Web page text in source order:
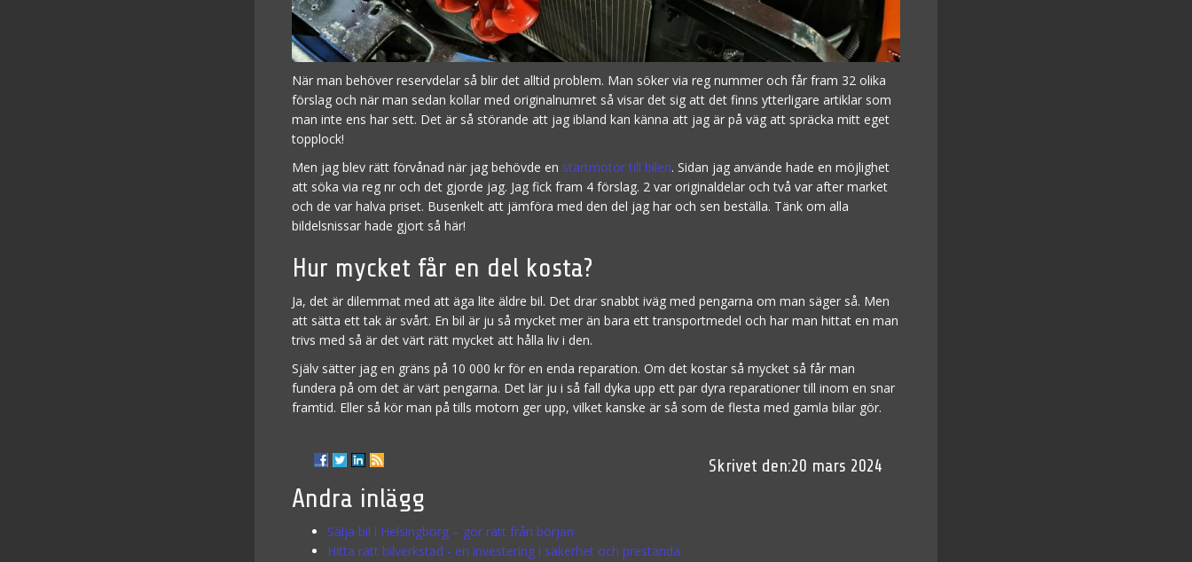
När man behöver reservdelar så blir det alltid problem. Man söker via reg nummer och får fram 32 olika
förslag och när man sedan kollar med originalnumret så visar det sig att det finns ytterligare artiklar som
man inte ens har sett. Det är så störande att jag ibland kan känna att jag är på väg att spräcka mitt eget
topplock!
Men jag blev rätt förvånad när jag behövde en startmotor till bilen. Sidan jag använde hade en möjlighet
att söka via reg nr och det gjorde jag. Jag fick fram 4 förslag. 2 var originaldelar och två var after market
och de var halva priset. Busenkelt att jämföra med den del jag har och sen beställa. Tänk om alla
bildelsnissar hade gjort så här!
Hur mycket får en del kosta?
Ja, det är dilemmat med att äga lite äldre bil. Det drar snabbt iväg med pengarna om man säger så. Men
att sätta ett tak är svårt. En bil är ju så mycket mer än bara ett transportmedel och har man hittat en man
trivs med så är det värt rätt mycket att hålla liv i den.
Själv sätter jag en gräns på 10 000 kr för en enda reparation. Om det kostar så mycket så får man
fundera på om det är värt pengarna. Det lär ju i så fall dyka upp ett par dyra reparationer till inom en snar
framtid. Eller så kör man på tills motorn ger upp, vilket kanske är så som de flesta med gamla bilar gör.
20 mars 2024
Andra inlägg
Sälja bil i Helsingborg – gör rätt från början
Hitta rätt bilverkstad - en investering i säkerhet och prestanda